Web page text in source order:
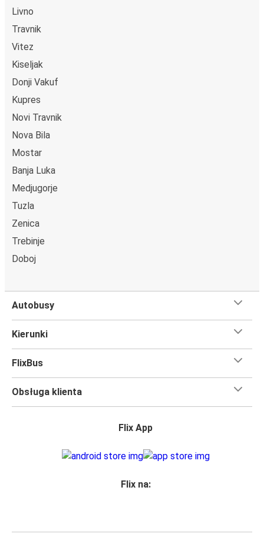
Livno
Travnik
Vitez
Kiseljak
Donji Vakuf
Kupres
Novi Travnik
Nova Bila
Mostar
Banja Luka
Medjugorje
Tuzla
Zenica
Trebinje
Doboj
Autobusy
Kierunki
FlixBus
Obsługa klienta
Flix App
Flix na: